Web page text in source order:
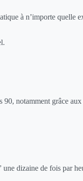
à n’importe quelle
notamment grâce aux
une dizaine de fois par